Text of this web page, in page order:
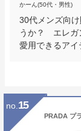
かーん(50代・男性)
30代メンズ向
うか？ エレガ
愛用できるアイ
no. 15